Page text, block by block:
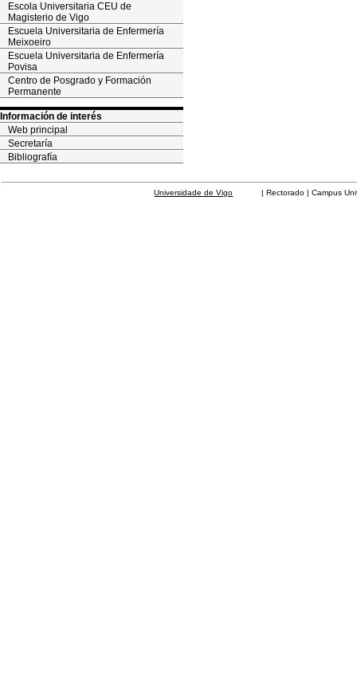
Escola Universitaria CEU de
Magisterio de Vigo
Escuela Universitaria de Enfermería
Meixoeiro
Escuela Universitaria de Enfermería
Povisa
Centro de Posgrado y Formación
Permanente
Información de interés
Web principal
Secretaría
Bibliografía
Universidade de Vigo | Rectorado | Campus